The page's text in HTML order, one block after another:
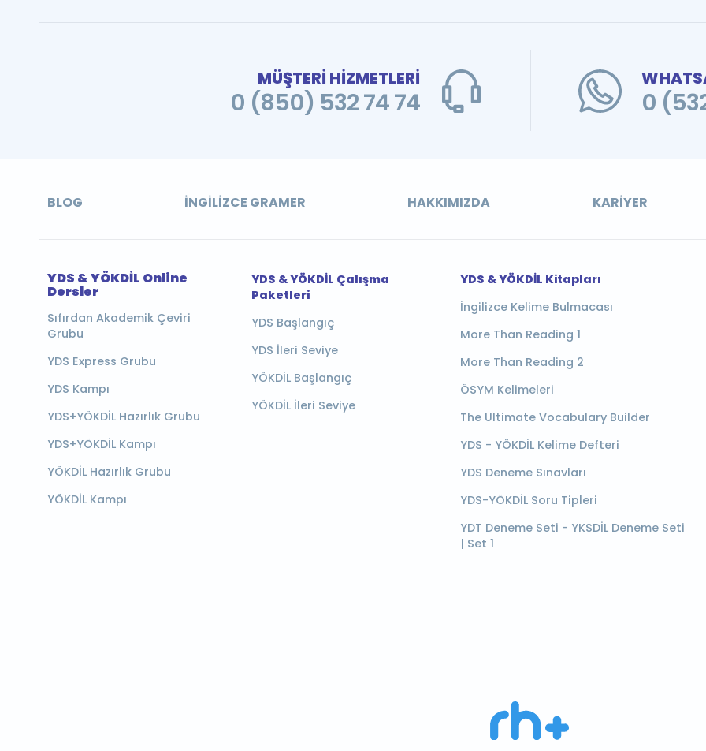
MÜŞTERİ HİZMETLERİ
0 (850) 532 74 74 0
BLOG İNGILIZCE GRAMER HAKKIMIZDA KARIYER
YDS & YÖKDİL Online
Dersler
Sıfırdan Akademik Çeviri
Grubu
YDS Express Grubu
YDS Kampı
YDS+YÖKDİL Hazırlık Grubu
YDS+YÖKDİL Kampı
YÖKDİL Hazırlık Grubu
YÖKDİL Kampı
YDS & YÖKDİL Çalışma
Paketleri
YDS Başlangıç
YDS İleri Seviye
YÖKDİL Başlangıç
YÖKDİL İleri Seviye
YDS & YÖKDİL Kitapları
İngilizce Kelime Bulmacası
More Than Reading 1
More Than Reading 2
ÖSYM Kelimeleri
The Ultimate Vocabulary Builder
YDS - YÖKDİL Kelime Defteri
YDS Deneme Sınavları
YDS-YÖKDİL Soru Tipleri
YDT Deneme Seti - YKSDİL Deneme Seti
| Set 1